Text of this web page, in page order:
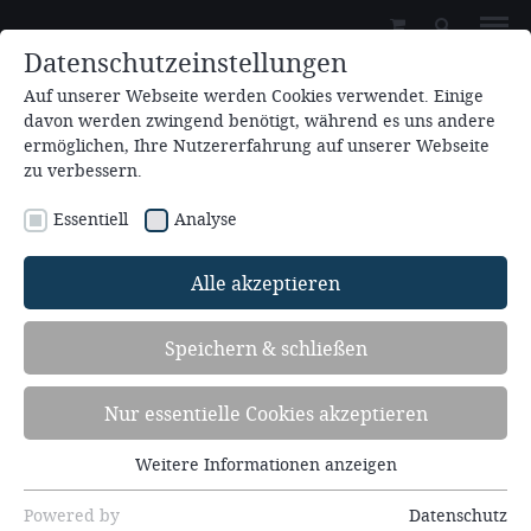
Zum Kalender hinzufügen
08.12.2026 - 13.12.2026
Frauenfreizeit im Advent (12.FR26)
Advent - Wenn der König kommt
Datenschutzeinstellungen
Auf unserer Webseite werden Cookies verwendet. Einige
davon werden zwingend benötigt, während es uns andere
ermöglichen, Ihre Nutzererfahrung auf unserer Webseite
zu verbessern.
Essentiell Analyse
Alle akzeptieren
Speichern & schließen
Nur essentielle Cookies akzeptieren
Essentielle Cookies werden für grundlegende
Weitere Informationen anzeigen
Powered by
Datenschutz